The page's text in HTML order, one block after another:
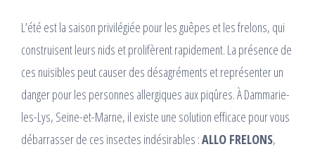
L’été est la saison privilégiée pour les guêpes et les frelons, qui
construisent leurs nids et prolifèrent rapidement. La présence de
ces nuisibles peut causer des désagréments et représenter un
danger pour les personnes allergiques aux piqûres. À Dammarie-
les-Lys, Seine-et-Marne, il existe une solution efficace pour vous
débarrasser de ces insectes indésirables :ALLO FRELONS,